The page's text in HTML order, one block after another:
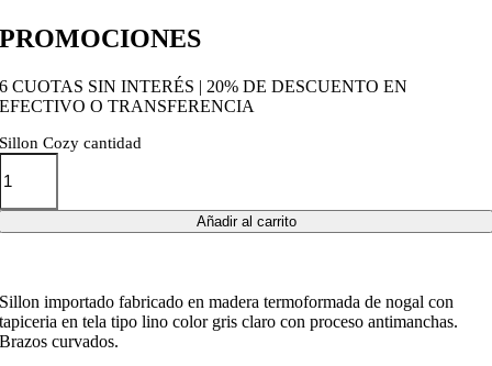
PROMOCIONES
6 CUOTAS SIN INTERÉS | 20% DE DESCUENTO EN
EFECTIVO O TRANSFERENCIA
Sillon Cozy cantidad
Añadir al carrito
Sillon importado fabricado en madera termoformada de nogal con
tapiceria en tela tipo lino color gris claro con proceso antimanchas.
Brazos curvados.